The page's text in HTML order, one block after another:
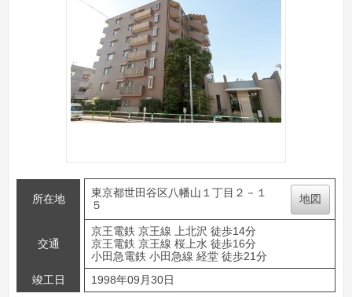
所在地
東京都世田谷区八幡山１丁目２－１
５
地図
交通
京王電鉄 京王線 上北沢 徒歩14分
京王電鉄 京王線 桜上水 徒歩16分
小田急電鉄 小田急線 経堂 徒歩21分
竣工日
1998年09月30日